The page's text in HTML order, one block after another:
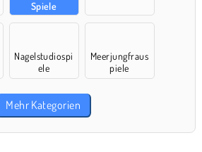
Spiele
Nagelstudiospi
ele
Meerjungfraus
piele
Mehr Kategorien